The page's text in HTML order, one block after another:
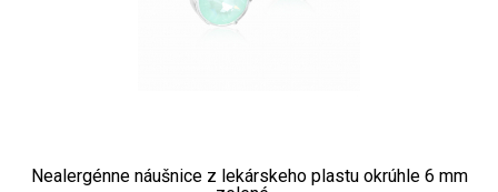
Nealergénne náušnice z lekárskeho plastu okrúhle 6 mm